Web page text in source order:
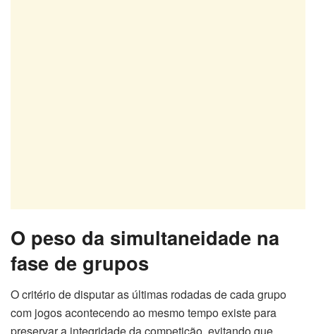
O peso da simultaneidade na
fase de grupos
O critério de disputar as últimas rodadas de cada grupo
com jogos acontecendo ao mesmo tempo existe para
preservar a integridade da competição, evitando que